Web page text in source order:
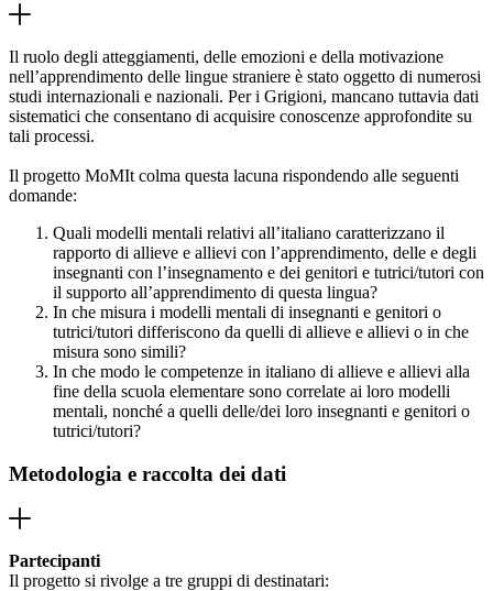
Il ruolo degli atteggiamenti, delle emozioni e della motivazione
nell’apprendimento delle lingue straniere è stato oggetto di numerosi
studi internazionali e nazionali. Per i Grigioni, mancano tuttavia dati
sistematici che consentano di acquisire conoscenze approfondite su
tali processi.
Il progetto MoMIt colma questa lacuna rispondendo alle seguenti
domande:
Quali modelli mentali relativi all’italiano caratterizzano il
rapporto di allieve e allievi con l’apprendimento, delle e degli
insegnanti con l’insegnamento e dei genitori e tutrici/tutori con
il supporto all’apprendimento di questa lingua?
In che misura i modelli mentali di insegnanti e genitori o
tutrici/tutori differiscono da quelli di allieve e allievi o in che
misura sono simili?
In che modo le competenze in italiano di allieve e allievi alla
fine della scuola elementare sono correlate ai loro modelli
mentali, nonché a quelli delle/dei loro insegnanti e genitori o
tutrici/tutori?
Metodologia e raccolta dei dati
Partecipanti
Il progetto si rivolge a tre gruppi di destinatari: